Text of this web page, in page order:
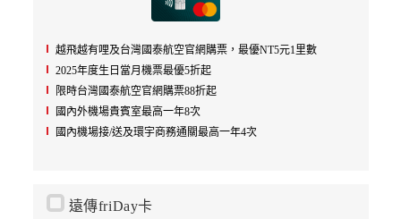
越飛越有哩及台灣國泰航空官網購票，最優NT5元1里數
2025年度生日當月機票最優5折起
限時台灣國泰航空官網購票88折起
國內外機場貴賓室最高一年8次
國內機場接/送及環宇商務通關最高一年4次
遠傳friDay卡